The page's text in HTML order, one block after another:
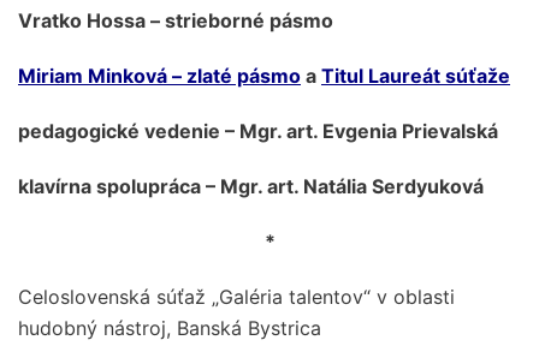
Vratko Hossa – strieborné pásmo
Miriam Minková – zlaté pásmo a Titul Laureát súťaže
pedagogické vedenie – Mgr. art. Evgenia Prievalská
klavírna spolupráca – Mgr. art. Natália Serdyuková
*
Celoslovenská súťaž „Galéria talentov“ v oblasti
hudobný nástroj, Banská Bystrica